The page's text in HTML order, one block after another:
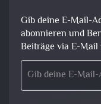
Gib deine E-Mail-
abonnieren und
Beiträge via E-Mail
Gib deine E-Mail-Adresse ein ...